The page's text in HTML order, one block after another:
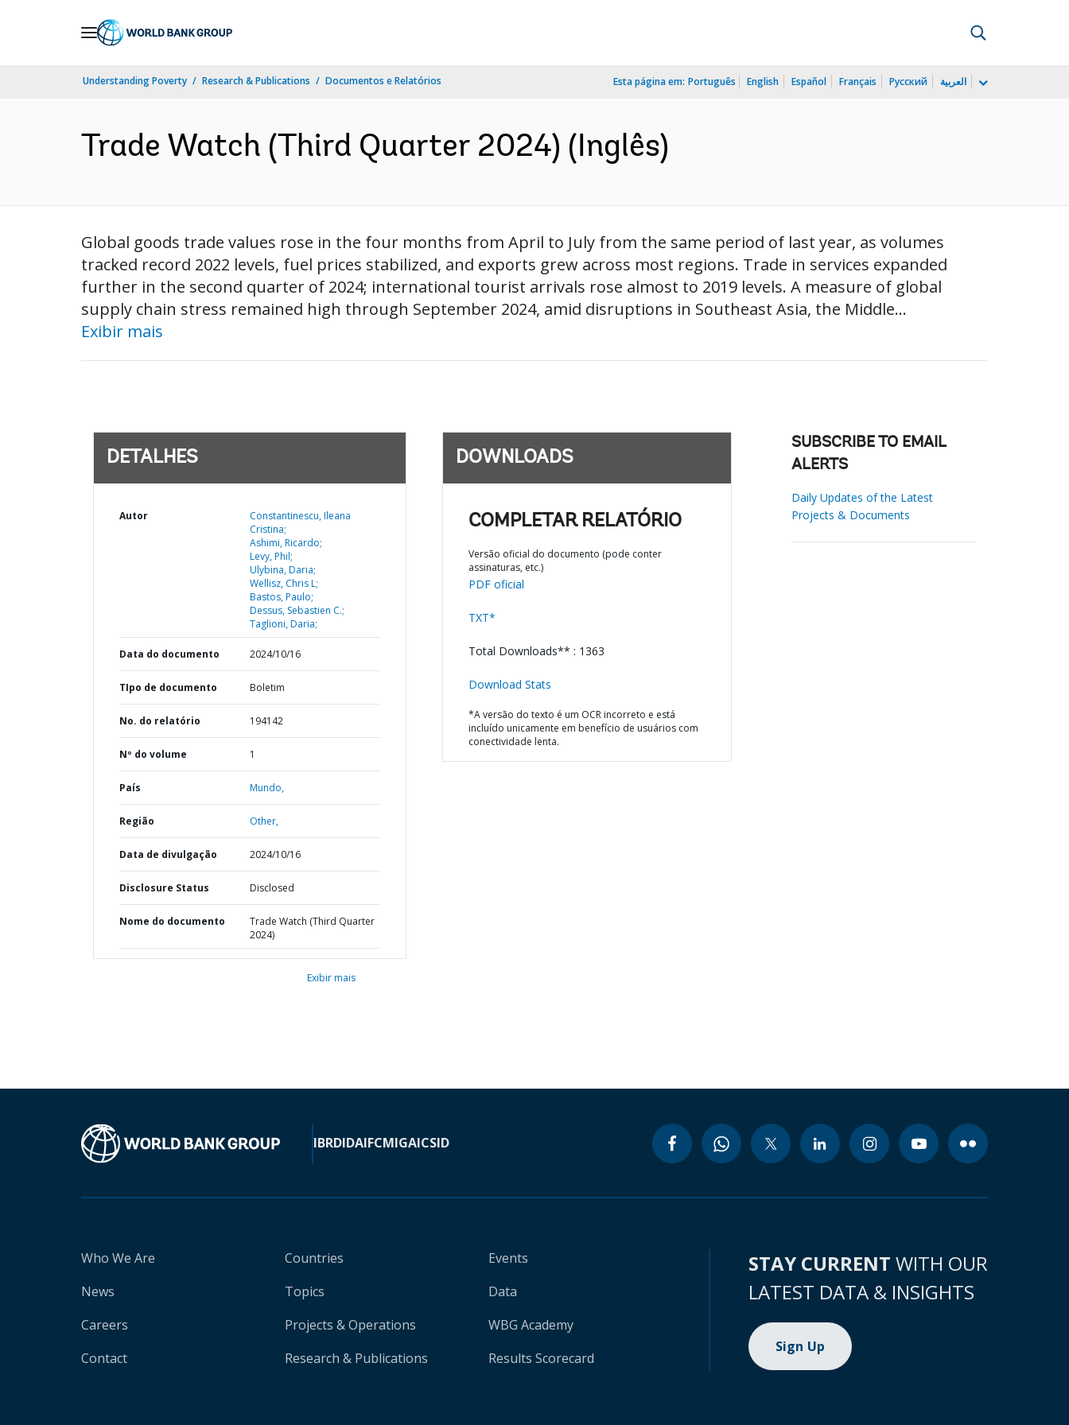
Understanding Poverty Research & Publications Documentos e Relatórios Esta página em: Português English Español Français Русский العربية
Trade Watch (Third Quarter 2024) (Inglês)
Global goods trade values rose in the four months from April to July from the same period of last year, as volumes
tracked record 2022 levels, fuel prices stabilized, and exports grew across most regions. Trade in services expanded
further in the second quarter of 2024; international tourist arrivals rose almost to 2019 levels. A measure of global
supply chain stress remained high through September 2024, amid disruptions in Southeast Asia, the Middle...
Exibir mais
DETALHES
Autor
Constantinescu, Ileana
Cristina;
Ashimi, Ricardo;
Levy, Phil;
Ulybina, Daria;
Wellisz, Chris L;
Bastos, Paulo;
Dessus, Sebastien C.;
Taglioni, Daria;
Data do documento 2024/10/16
TIpo de documento Boletim
No. do relatório 194142
Nº do volume 1
País Mundo,
Região Other,
Data de divulgação 2024/10/16
Disclosure Status Disclosed
Nome do documento
Trade Watch (Third Quarter
2024)
Exibir mais
DOWNLOADS
COMPLETAR RELATÓRIO
Versão oficial do documento (pode conter
assinaturas, etc.)
PDF oficial
TXT*
Total Downloads** : 1363
Download Stats
*A versão do texto é um OCR incorreto e está
incluído unicamente em benefício de usuários com
conectividade lenta.
SUBSCRIBE TO EMAIL
ALERTS
Daily Updates of the Latest
Projects & Documents
IBRDIDAIFCMIGAICSID
Who We Are
News
Careers
Contact
Countries
Topics
Projects & Operations
Research & Publications
Events
Data
WBG Academy
Results Scorecard
STAY CURRENT WITH OUR
LATEST DATA & INSIGHTS
Sign Up